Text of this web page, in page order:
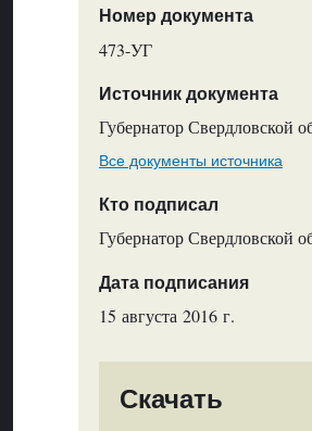
Номер документа
473-УГ
Источник документа
Губернатор Свердловской
Все документы источника
Кто подписал
Губернатор Свердловской
Дата подписания
15 августа 2016 г.
Скачать